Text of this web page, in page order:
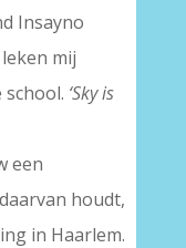
Insayno
mij
‘Sky is
een
houdt,
in Haarlem.